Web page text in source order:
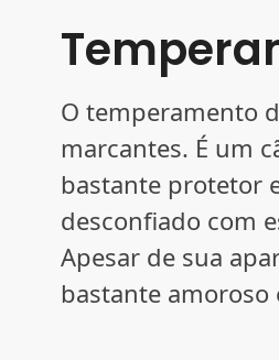
O temperamento
marcantes. É um
bastante protetor
desconfiado com
Apesar de sua
bastante amoroso